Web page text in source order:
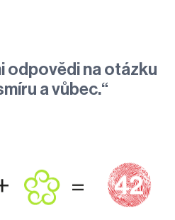
odpovědi na otázku
a vůbec.“